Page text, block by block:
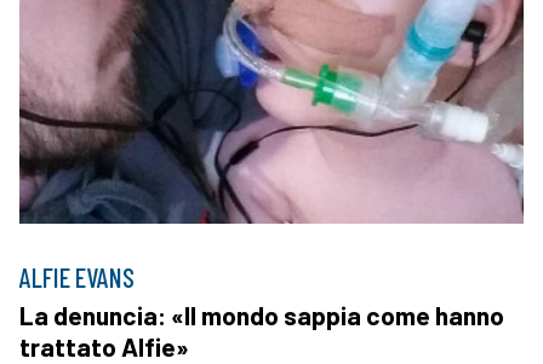
ALFIE EVANS
La denuncia: «Il mondo sappia come hanno
trattato Alfie»